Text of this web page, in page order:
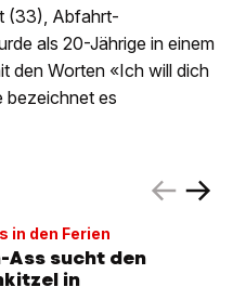
(33), Abfahrt-
als 20-Jährige in einem
den Worten «Ich will dich
bezeichnet es
in den Ferien
Ass sucht den
in